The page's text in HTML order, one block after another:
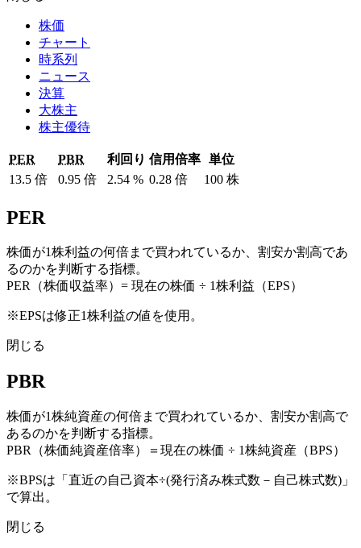
株価
チャート
時系列
ニュース
決算
大株主
株主優待
PER PBR 利回り 信用倍率 単位
13.5 倍 0.95 倍 2.54 % 0.28 倍 100 株
PER
株価が1株利益の何倍まで買われているか、割安か割高であ
るのかを判断する指標。
PER（株価収益率）= 現在の株価 ÷ 1株利益（EPS）
※EPSは修正1株利益の値を使用。
閉じる
PBR
株価が1株純資産の何倍まで買われているか、割安か割高で
あるのかを判断する指標。
PBR（株価純資産倍率）＝現在の株価 ÷ 1株純資産（BPS）
※BPSは「直近の自己資本÷(発行済み株式数－自己株式数)」
で算出。
閉じる